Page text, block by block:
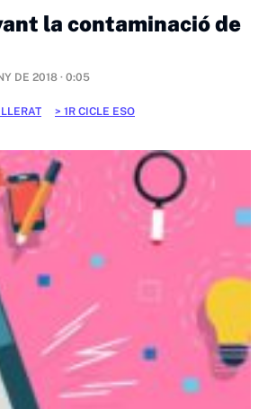
la contaminació de
DE 2018 · 0:05
1R CICLE ESO